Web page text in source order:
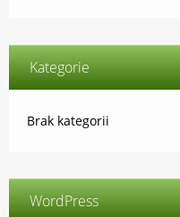
Kategorie
Brak kategorii
WordPress